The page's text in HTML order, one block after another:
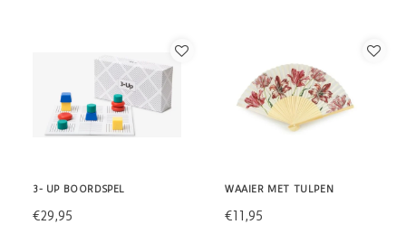
3- UP BOORDSPEL
€29,95
WAAIER MET TULPEN
€11,95